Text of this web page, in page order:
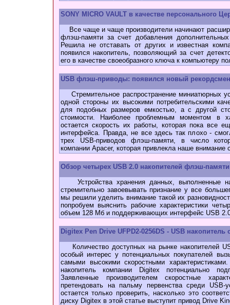
SONY MICRO VAULT в качестве персонального
Все чаще и чаще производители начинают
флэш-памяти за счет добавления
Решила не отставать от других и известная
появился накопитель, позволяющий за счет
его в качестве своеобразного ключа к компьютеру
USB флэш-приводы: появился новый
Стремительное распространение миниатюрных
одной стороны их высокими потребительскими
для подобных размеров емкостью, а с другой
стоимости. Наиболее проблемным моментом в
остается скорость их работы, которая пока все
интерфейса. Правда, не все здесь так плохо -
трех USB-приводов флэш-памяти, в число
компании Apacer, которая привлекла наше внимание
Обзор четырех USB 2.0 накопителей флэш-памяти
Устройства хранения данных, выполненные
стремительно завоевывать признание у все
мы решили уделить внимание такой их
попробуем выяснить рабочие характеристики
объем 128 Мб и поддерживающих интерфейс USB
Digitex Pen Drive UFPD2-0256DS - USB
Количество доступных на рынке накопителей
особый интерес у потенциальных покупателей
самыми высокими скоростными
накопитель компании Digitex потенциально
Заявленные производителем скоростные
претендовать на пальму первенства среди
остается только проверить, насколько это
диску Digitex в этой статье выступит привод Drive